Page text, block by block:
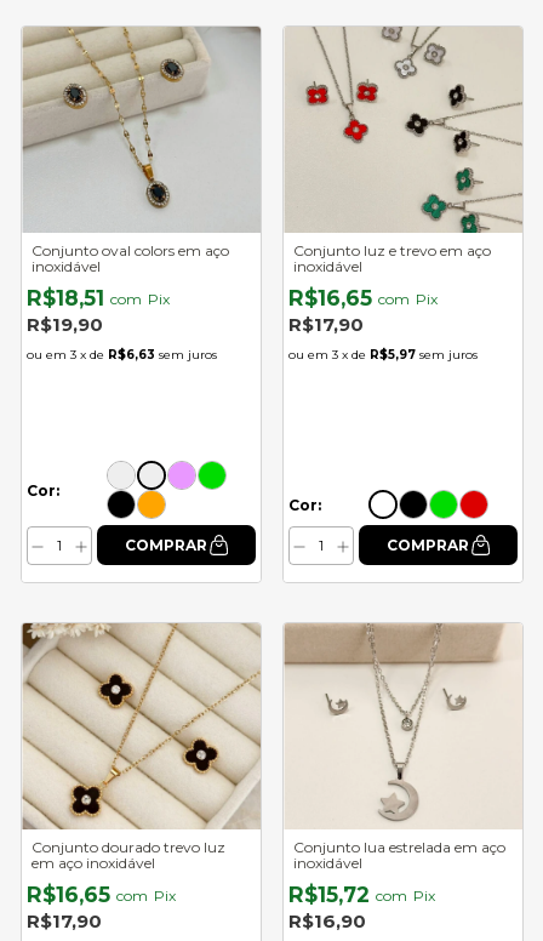
Conjunto oval colors em aço
inoxidável
R$18,51 com Pix
R$19,90
3 x de R$6,63 sem juros
Cor:
Conjunto luz e trevo em aço
inoxidável
R$16,65 com Pix
R$17,90
3 x de R$5,97 sem juros
Cor:
Conjunto dourado trevo luz
em aço inoxidável
R$16,65 com Pix
R$17,90
Conjunto lua estrelada em aço
inoxidável
R$15,72 com Pix
R$16,90